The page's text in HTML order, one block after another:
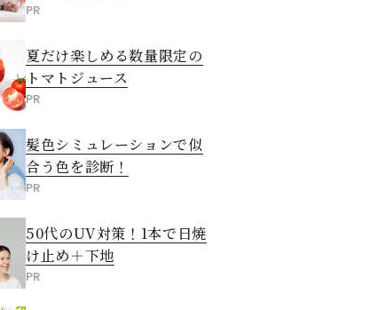
PR
夏だけ楽しめる数量限定の
トマトジュース
PR
髪色シミュレーションで似
合う色を診断！
PR
50代のUV対策！1本で日焼
け止め＋下地
PR